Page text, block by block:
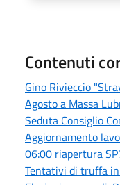
Contenuti
Gino Rivieccio
Agosto a Massa
Seduta Consiglio
Aggiornamento
06:00 riapertura
Tentativi di truffa